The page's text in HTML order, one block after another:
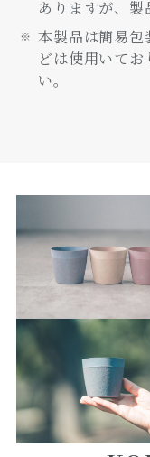
ありますが、製
本製品は簡易包
どは使用いて
い。